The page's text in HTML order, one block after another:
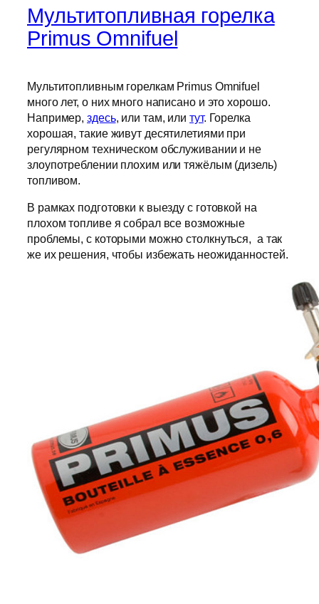
Мультитопливная горелка
Primus Omnifuel
Мультитопливным горелкам Primus Omnifuel
много лет, о них много написано и это хорошо.
Например,здесь, или там, илитут. Горелка
хорошая, такие живут десятилетиями при
регулярном техническом обслуживании и не
злоупотреблении плохим или тяжёлым (дизель)
топливом.
В рамках подготовки к выезду с готовкой на
плохом топливе я собрал все возможные
проблемы, с которыми можно столкнуться, а так
же их решения, чтобы избежать неожиданностей.